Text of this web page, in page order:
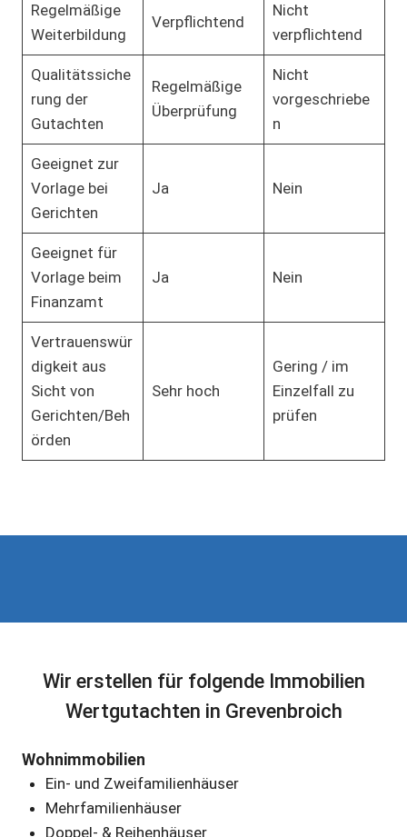
Regelmäßige
Weiterbildung
Verpflichtend
Nicht
verpflichtend
Qualitätssiche
rung der
Gutachten
Regelmäßige
Überprüfung
Nicht
vorgeschriebe
n
Geeignet zur
Vorlage bei
Gerichten
Ja Nein
Geeignet für
Vorlage beim
Finanzamt
Ja Nein
Vertrauenswür
digkeit aus
Sicht von
Gerichten/Beh
örden
Sehr hoch
Gering / im
Einzelfall zu
prüfen
Wir erstellen für folgende Immobilien
Wertgutachten in Grevenbroich
Wohnimmobilien
Ein- und Zweifamilienhäuser
Mehrfamilienhäuser
Doppel- & Reihenhäuser